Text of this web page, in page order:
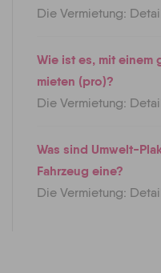
Die Vermietung:
Wie ist es, mit einem
mieten (pro)?
Die Vermietung:
Was sind Umwelt-
Fahrzeug eine?
Die Vermietung: